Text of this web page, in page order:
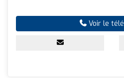
Voir le